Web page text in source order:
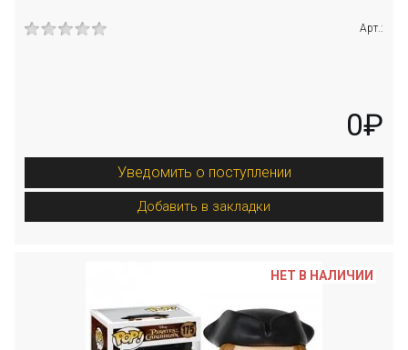
Арт.:
0₽
Уведомить о поступлении
Добавить в закладки
НЕТ В НАЛИЧИИ